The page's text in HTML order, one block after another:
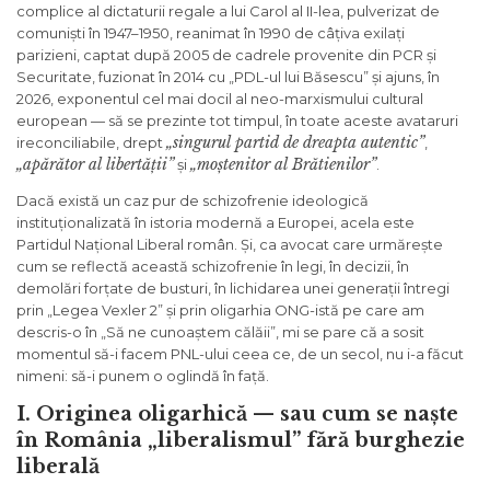
complice al dictaturii regale a lui Carol al II-lea, pulverizat de
comuniști în 1947–1950, reanimat în 1990 de câțiva exilați
parizieni, captat după 2005 de cadrele provenite din PCR și
Securitate, fuzionat în 2014 cu „PDL-ul lui Băsescu” și ajuns, în
2026, exponentul cel mai docil al neo-marxismului cultural
european — să se prezinte tot timpul, în toate aceste avataruri
ireconciliabile, drept „singurul partid de dreapta autentic”,
„apărător al libertății”și„moștenitor al Brătienilor”.
Dacă există un caz pur de schizofrenie ideologică
instituționalizată în istoria modernă a Europei, acela este
Partidul Național Liberal român. Și, ca avocat care urmărește
cum se reflectă această schizofrenie în legi, în decizii, în
demolări forțate de busturi, în lichidarea unei generații întregi
prin „Legea Vexler 2” și prin oligarhia ONG-istă pe care am
descris-o în „Să ne cunoaștem călăii”, mi se pare că a sosit
momentul să-i facem PNL-ului ceea ce, de un secol, nu i-a făcut
nimeni: să-i punem o oglindă în față.
I. Originea oligarhică — sau cum se naște
în România „liberalismul” fără burghezie
liberală